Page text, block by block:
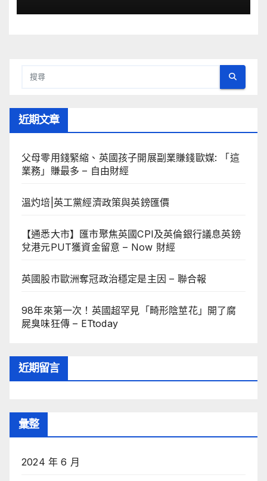
近期文章
父母零用錢緊縮、英國孩子開展副業賺錢歐媒: 「這
業務」賺最多 – 自由財經
溫灼培|英工黨經濟政策與英鎊匯價
【通悉大市】匯市聚焦英國CPI及英倫銀行議息英鎊
兌港元PUT獲資金留意 – Now 財經
英國股市歐洲奪冠政治穩定是主因 – 聯合報
98年來第一次！英國超罕見「畸形陰莖花」開了腐
屍臭味狂傳 – ETtoday
近期留言
彙整
2024 年 6 月